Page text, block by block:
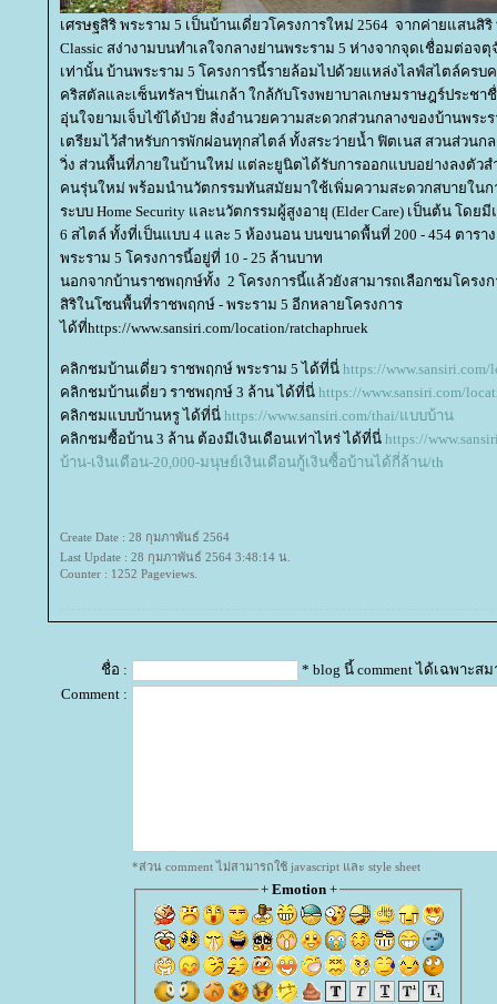
เศรษฐสิริ พระราม 5 เป็นบ้านเดี่ยวโครงการใหม่ 2564 จากค่ายแสนสิ
Classic สง่างามบนทำเลใจกลางย่านพระราม 5 ห่างจากจุดเชื่อมต่อจ
เท่านั้น บ้านพระราม 5 โครงการนี้รายล้อมไปด้วยแหล่งไลฟ์สไตล์ครบ
คริสตัลและเซ็นทรัลฯ ปิ่นเกล้า ใกล้กับโรงพยาบาลเกษมราษฎร์ประช
อุ่นใจยามเจ็บไข้ได้ป่วย สิ่งอำนวยความสะดวกส่วนกลางของบ้านพระร
เตรียมไว้สำหรับการพักผ่อนทุกสไตล์ ทั้งสระว่ายน้ำ ฟิตเนส สวนส่วนกล
วิ่ง ส่วนพื้นที่ภายในบ้านใหม่ แต่ละยูนิตได้รับการออกแบบอย่างลงตัว
คนรุ่นใหม่ พร้อมนำนวัตกรรมทันสมัยมาใช้เพิ่มความสะดวกสบายใน
ระบบ Home Security และนวัตกรรมผู้สูงอายุ (Elder Care) เป็นต้น โดย
6 สไตล์ ทั้งที่เป็นแบบ 4 และ 5 ห้องนอน บนขนาดพื้นที่ 200 - 454 ตารา
พระราม 5 โครงการนี้อยู่ที่ 10 - 25 ล้านบาท
นอกจากบ้านราชพฤกษ์ทั้ง 2 โครงการนี้แล้วยังสามารถเลือกชมโครง
สิริในโซนพื้นที่ราชพฤกษ์ - พระราม 5 อีกหลายโครงการ
ได้ที่https://www.sansiri.com/location/ratchaphruek
คลิกชมบ้านเดี่ยว ราชพฤกษ์ พระราม 5 ได้ที่นี่ https://
คลิกชมบ้านเดี่ยว ราชพฤกษ์ 3 ล้าน ได้ที่นี่ https://www.sansiri.com/
คลิกชมแบบบ้านหรู ได้ที่นี่ https://www.sansiri.com/thai/แบบบ้าน
คลิกชมซื้อบ้าน 3 ล้าน ต้องมีเงินเดือนเท่าไหร่ ได้ที่นี่ https://
บ้าน-เงินเดือน-20,000-มนุษย์เงินเดือนกู้เงินซื้อบ้านได้กี่ล้าน/th
Create Date : 28 กุมภาพันธ์ 2564
Last Update : 28 กุมภาพันธ์ 2564 3:48:14 น.
Counter : 1252 Pageviews.
ชื่อ :
* blog นี้ comment ได้เฉพาะส
Comment :
*ส่วน comment ไม่สามารถใช้ javascript และ style sheet
+ Emotion+